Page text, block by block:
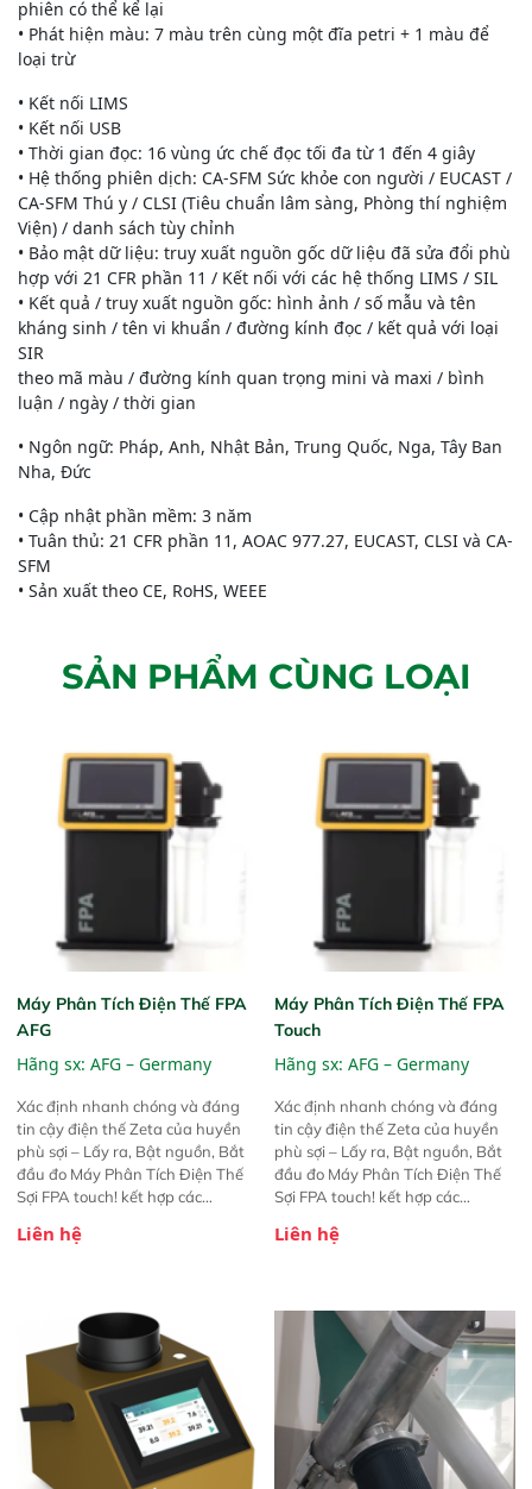
phiên có thể kể lại
• Phát hiện màu: 7 màu trên cùng một đĩa petri + 1 màu để
loại trừ
• Kết nối LIMS
• Kết nối USB
• Thời gian đọc: 16 vùng ức chế đọc tối đa từ 1 đến 4 giây
• Hệ thống phiên dịch: CA-SFM Sức khỏe con người / EUCAST /
CA-SFM Thú y / CLSI (Tiêu chuẩn lâm sàng, Phòng thí nghiệm
Viện) / danh sách tùy chỉnh
• Bảo mật dữ liệu: truy xuất nguồn gốc dữ liệu đã sửa đổi phù
hợp với 21 CFR phần 11 / Kết nối với các hệ thống LIMS / SIL
• Kết quả / truy xuất nguồn gốc: hình ảnh / số mẫu và tên
kháng sinh / tên vi khuẩn / đường kính đọc / kết quả với loại
SIR
theo mã màu / đường kính quan trọng mini và maxi / bình
luận / ngày / thời gian
• Ngôn ngữ: Pháp, Anh, Nhật Bản, Trung Quốc, Nga, Tây Ban
Nha, Đức
• Cập nhật phần mềm: 3 năm
• Tuân thủ: 21 CFR phần 11, AOAC 977.27, EUCAST, CLSI và CA-
SFM
• Sản xuất theo CE, RoHS, WEEE
SẢN PHẨM CÙNG LOẠI
Máy Phân Tích Điện Thế FPA
AFG
Hãng sx: AFG – Germany
Xác định nhanh chóng và đáng
tin cậy điện thế Zeta của huyền
phù sợi – Lấy ra, Bật nguồn, Bắt
đầu đo Máy Phân Tích Điện Thế
Sợi FPA touch! kết hợp các
được chứng minh với sự đơn giản
trước đó. Nhưng so với các phiên
bản trước, FPA touch! nhỏ hơn và
nhẹ hơn đáng kể, đồng thời được
nâng cấp với các tính năng mới.
Liên hệ
Máy Phân Tích Điện Thế FPA
Touch
Hãng sx: AFG – Germany
Xác định nhanh chóng và đáng
tin cậy điện thế Zeta của huyền
phù sợi – Lấy ra, Bật nguồn, Bắt
đầu đo Máy Phân Tích Điện Thế
Sợi FPA touch! kết hợp các
được chứng minh với sự đơn giản
trước đó. Nhưng so với các phiên
bản trước, FPA touch! nhỏ hơn và
nhẹ hơn đáng kể, đồng thời được
nâng cấp với các tính năng mới.
Liên hệ